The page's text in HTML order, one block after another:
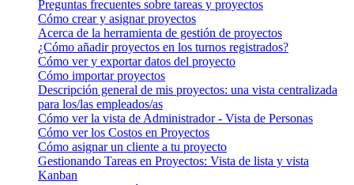
Preguntas frecuentes sobre tareas y proyectos
Cómo crear y asignar proyectos
Acerca de la herramienta de gestión de proyectos
¿Cómo añadir proyectos en los turnos registrados?
Cómo ver y exportar datos del proyecto
Cómo importar proyectos
Descripción general de mis proyectos: una vista centralizada
para los/las empleados/as
Cómo ver la vista de Administrador - Vista de Personas
Cómo ver los Costos en Proyectos
Cómo asignar un cliente a tu proyecto
Gestionando Tareas en Proyectos: Vista de lista y vista
Kanban